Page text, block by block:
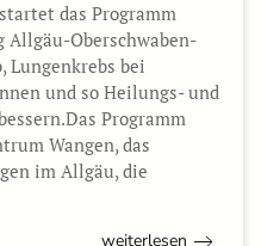
das Programm
Allgäu-Oberschwaben-
Lungenkrebs bei
und so Heilungs- und
Programm
Wangen, das
im Allgäu, die
weiterlesen